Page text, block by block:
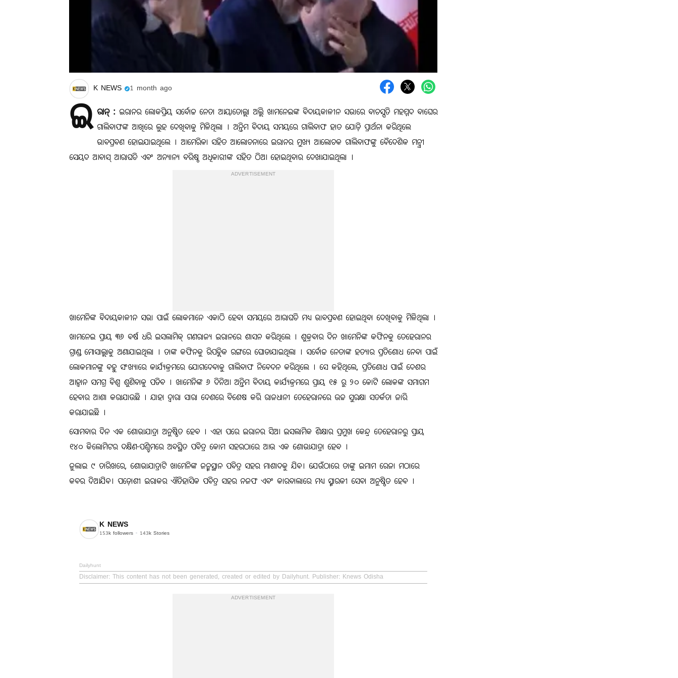
K NEWS 1 month ago
ଇ ରାନ୍ : ଇରାନର ଲୋକପ୍ରିୟ ସର୍ବୋଚ୍ଚ ନେତା ଆୟାତୋଲ୍ଲା ଅଲ୍ଲି ଖାମନେଇଙ୍କ ବିଦାୟକାଳୀନ ସଭାରେ ବାଚସ୍ପତି ମହମ୍ମଦ ବାଘେର
ଗାଲିବାଫଙ୍କ ଆଖିରେ ଲୁହ ଦେଖିବାକୁ ମିଳିଥିଲା । ଅନ୍ତିମ ବିଦାୟ ସମୟରେ ଗାଲିବାଫ ହାତ ଯୋଡ଼ି ପ୍ରାର୍ଥନା କରିଥିଲେ
ଭାବପ୍ରବଣ ହୋଇଯାଇଥିଲେ । ଆମେରିକା ସହିତ ଆଲୋଚନାରେ ଇରାନର ମୁଖ୍ୟ ଆଲୋଚକ ଗାଲିବାଫଙ୍କୁ ବୈଦେଶିକ ମନ୍ତ୍ରୀ
ସେୟଦ ଆବାସ୍ ଆରାଘଚି ଏବଂ ଅନ୍ୟାନ୍ୟ ବରିଷ୍ଠ ଅଧିକାରୀଙ୍କ ସହିତ ଠିଆ ହୋଇଥିବାର ଦେଖାଯାଇଥିଲା ।
ADVERTISEMENT
ଖାମେନିଙ୍କ ବିଦାୟକାଳୀନ ସଭା ପାଇଁ ଲୋକମାନେ ଏକାଠି ହେବା ସମୟରେ ଆରାଘଚି ମଧ୍ୟ ଭାବପ୍ରବଣ ହୋଇଥିବା ଦେଖିବାକୁ ମିଳିଥିଲା ।
ଖାମନେଇ ପ୍ରାୟ ୩୬ ବର୍ଷ ଧରି ଇସଲାମିକ୍ ଗଣରାଜ୍ୟ ଇରାନରେ ଶାସନ କରିଥିଲେ । ଶୁକ୍ରବାର ଦିନ ଖାମେନିଙ୍କ କଫିନକୁ ତେହେରାନର
ଗ୍ରାଣ୍ଡ ମୋସାଲ୍ଲାକୁ ଅଣାଯାଇଥିଲା । ତାଙ୍କ କଫିନକୁ ରିପବ୍ଲିକ ରଙ୍ଗରେ ଘୋଡାଯାଇଥିଲା । ସର୍ବୋଚ୍ଚ ନେତାଙ୍କ ହତ୍ୟାର ପ୍ରତିଶୋଧ ନେବା ପାଇଁ
ଲୋକମାନଙ୍କୁ ବହୁ ସଂଖ୍ୟାରେ କାର୍ଯ୍ୟକ୍ରମରେ ଯୋଗଦେବାକୁ ଗାଲିବାଫ ନିବେଦନ କରିଥିଲେ । ସେ କହିଥିଲେ, ପ୍ରତିଶୋଧ ପାଇଁ ଦେଶର
ଆହ୍ୱାନ ସମଗ୍ର ବିଶ୍ୱ ଶୁଣିବାକୁ ପଡିବ । ଖାମେନିଙ୍କ ୬ ଦିନିଆ ଅନ୍ତିମ ବିଦାୟ କାର୍ଯ୍ୟକ୍ରମରେ ପ୍ରାୟ ୧୫ ରୁ ୨୦ କୋଟି ଲୋକଙ୍କ ସମାଗମ
ହେବାର ଆଶା କରାଯାଉଛି । ଯାହା ଦ୍ବାରା ସାରା ଦେଶରେ ବିଶେଷ କରି ରାଜଧାନୀ ତେହେରାନରେ ଉଚ୍ଚ ସୁରକ୍ଷା ସତର୍କତା ଜାରି
କରାଯାଇଛି ।
ସୋମବାର ଦିନ ଏକ ଶୋଭାଯାତ୍ରା ଅନୁଷ୍ଠିତ ହେବ । ଏହା ପରେ ଇରାନର ସିଆ ଇସଲାମିକ ଶିକ୍ଷାର ପ୍ରମୁଖ କେନ୍ଦ୍ର ତେହେରାନରୁ ପ୍ରାୟ
୧୪୦ କିଲୋମିଟର ଦକ୍ଷିଣ-ପଶ୍ଚିମରେ ଅବସ୍ଥିତ ପବିତ୍ର କୋମ ସହରଠାରେ ଆଉ ଏକ ଶୋଭାଯାତ୍ରା ହେବ ।
ଜୁଲାଇ ୯ ତାରିଖରେ, ଶୋଭାଯାତ୍ରାଟି ଖାମେନିଙ୍କ ଜନ୍ମସ୍ଥାନ ପବିତ୍ର ସହର ମାଶାଦକୁ ଯିବ। ଯେଉଁଠାରେ ତାଙ୍କୁ ଇମାମ ରେଜା ମଠାରେ
କବର ଦିଆଯିବ। ପଡ଼ୋଶୀ ଇରାକର ଐତିହାସିକ ପବିତ୍ର ସହର ନଜଫ ଏବଂ କାରବାଲାରେ ମଧ୍ୟ ସ୍ମାରକୀ ସେବା ଅନୁଷ୍ଠିତ ହେବ ।
K NEWS
153k followers 143k Stories
Dailyhunt
Disclaimer: This content has not been generated, created or edited by Dailyhunt. Publisher: Knews Odisha
ADVERTISEMENT